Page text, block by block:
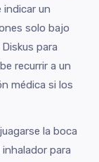
indicar un
solo bajo
para
recurrir a un
médica si los
la boca
para